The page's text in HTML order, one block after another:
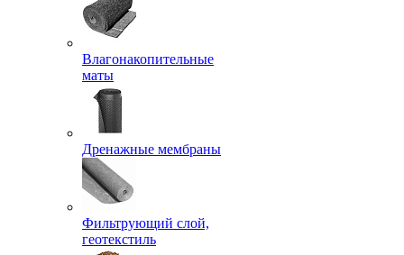
Влагонакопительные
маты
Дренажные мембраны
Фильтрующий слой,
геотекстиль